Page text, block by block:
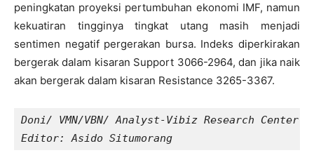
peningkatan proyeksi pertumbuhan ekonomi IMF, namun
kekuatiran tingginya tingkat utang masih menjadi
sentimen negatif pergerakan bursa. Indeks diperkirakan
bergerak dalam kisaran Support 3066-2964, dan jika naik
akan bergerak dalam kisaran Resistance 3265-3367.
Doni/ VMN/VBN/ Analyst-Vibiz Research Center
Editor: Asido Situmorang